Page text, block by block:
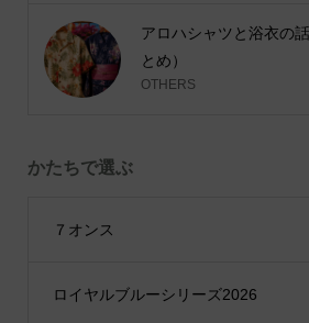
アロハシャツと浴衣の
とめ）
OTHERS
かたちで選ぶ
７オンス
ロイヤルブルーシリーズ2026